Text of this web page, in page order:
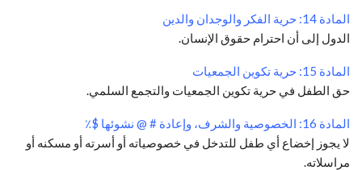
المادة 14: حرية الفكر والوجدان والدين
الدول إلى أن احترام حقوق الإنسان.
المادة 15: حرية تكوين الجمعيات
حق الطفل في حرية تكوين الجمعيات والتجمع السلمي.
المادة 16: الخصوصية والشرف، وإعادة # @ نشوئها $٪
لا يجوز إخضاع أي طفل للتدخل في خصوصياته أو أسرته أو مسكنه أو
مراسلاته.